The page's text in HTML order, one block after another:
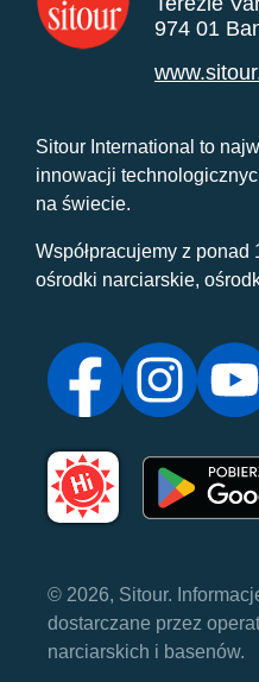
974 01
Sitour International to
innowacji
na świecie.
Współpracujemy z
ośrodki narciarskie,
© 2026, Sitour.
dostarczane przez
narciarskich i basenów.